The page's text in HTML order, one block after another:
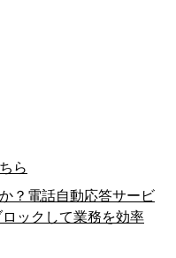
ら
？電話自動応答サービ
ックして業務を効率